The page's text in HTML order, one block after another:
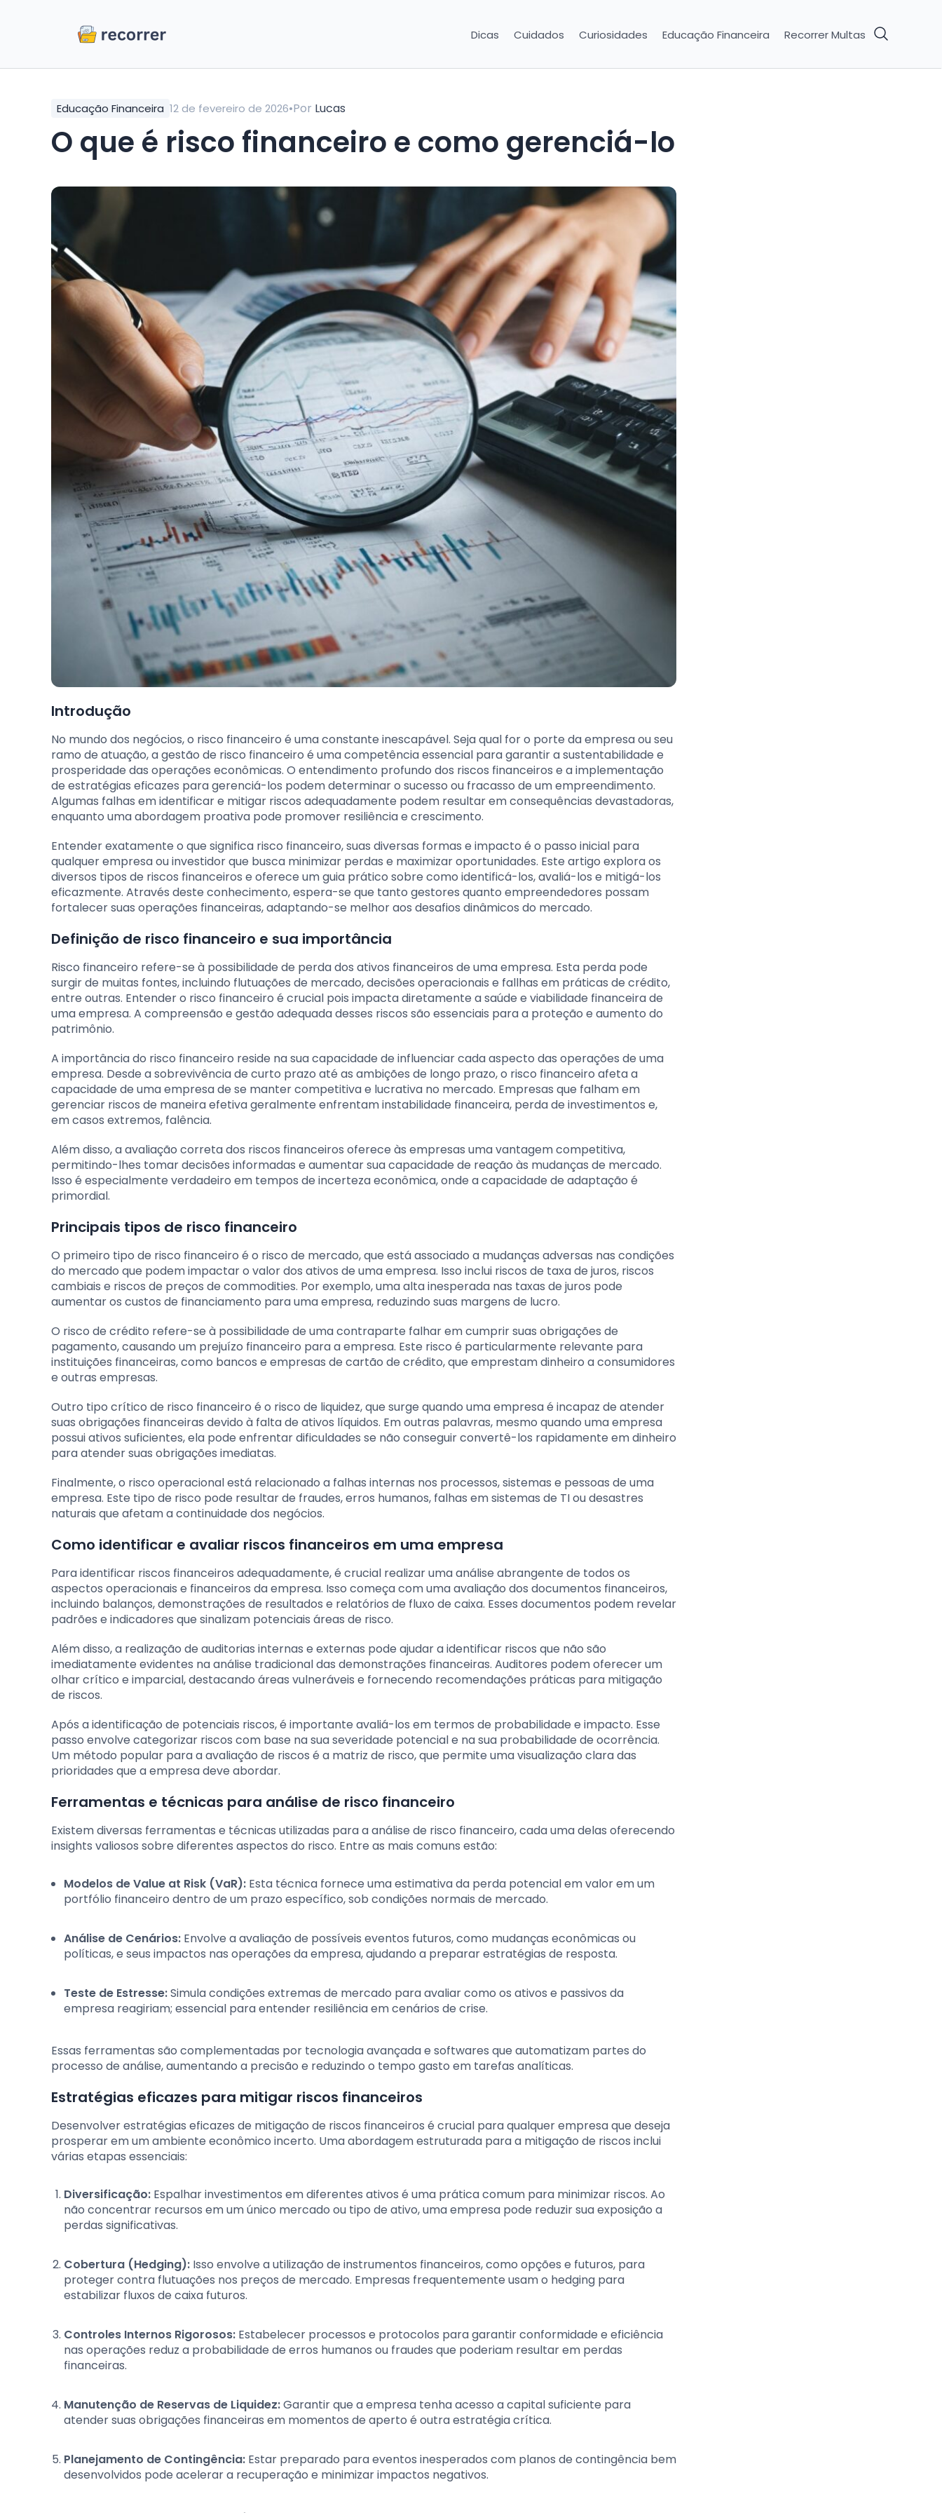
Dicas Cuidados Curiosidades Educação Financeira Recorrer Multas
Educação Financeira 12 de fevereiro de 2026•Por Lucas
O que é risco financeiro e como gerenciá-lo
Introdução
No mundo dos negócios, o risco financeiro é uma constante inescapável. Seja qual for o porte da empresa ou seu
ramo de atuação, a gestão de risco financeiro é uma competência essencial para garantir a sustentabilidade e
prosperidade das operações econômicas. O entendimento profundo dos riscos financeiros e a implementação
de estratégias eficazes para gerenciá-los podem determinar o sucesso ou fracasso de um empreendimento.
Algumas falhas em identificar e mitigar riscos adequadamente podem resultar em consequências devastadoras,
enquanto uma abordagem proativa pode promover resiliência e crescimento.
Entender exatamente o que significa risco financeiro, suas diversas formas e impacto é o passo inicial para
qualquer empresa ou investidor que busca minimizar perdas e maximizar oportunidades. Este artigo explora os
diversos tipos de riscos financeiros e oferece um guia prático sobre como identificá-los, avaliá-los e mitigá-los
eficazmente. Através deste conhecimento, espera-se que tanto gestores quanto empreendedores possam
fortalecer suas operações financeiras, adaptando-se melhor aos desafios dinâmicos do mercado.
Definição de risco financeiro e sua importância
Risco financeiro refere-se à possibilidade de perda dos ativos financeiros de uma empresa. Esta perda pode
surgir de muitas fontes, incluindo flutuações de mercado, decisões operacionais e fallhas em práticas de crédito,
entre outras. Entender o risco financeiro é crucial pois impacta diretamente a saúde e viabilidade financeira de
uma empresa. A compreensão e gestão adequada desses riscos são essenciais para a proteção e aumento do
patrimônio.
A importância do risco financeiro reside na sua capacidade de influenciar cada aspecto das operações de uma
empresa. Desde a sobrevivência de curto prazo até as ambições de longo prazo, o risco financeiro afeta a
capacidade de uma empresa de se manter competitiva e lucrativa no mercado. Empresas que falham em
gerenciar riscos de maneira efetiva geralmente enfrentam instabilidade financeira, perda de investimentos e,
em casos extremos, falência.
Além disso, a avaliação correta dos riscos financeiros oferece às empresas uma vantagem competitiva,
permitindo-lhes tomar decisões informadas e aumentar sua capacidade de reação às mudanças de mercado.
Isso é especialmente verdadeiro em tempos de incerteza econômica, onde a capacidade de adaptação é
primordial.
Principais tipos de risco financeiro
O primeiro tipo de risco financeiro é o risco de mercado, que está associado a mudanças adversas nas condições
do mercado que podem impactar o valor dos ativos de uma empresa. Isso inclui riscos de taxa de juros, riscos
cambiais e riscos de preços de commodities. Por exemplo, uma alta inesperada nas taxas de juros pode
aumentar os custos de financiamento para uma empresa, reduzindo suas margens de lucro.
O risco de crédito refere-se à possibilidade de uma contraparte falhar em cumprir suas obrigações de
pagamento, causando um prejuízo financeiro para a empresa. Este risco é particularmente relevante para
instituições financeiras, como bancos e empresas de cartão de crédito, que emprestam dinheiro a consumidores
e outras empresas.
Outro tipo crítico de risco financeiro é o risco de liquidez, que surge quando uma empresa é incapaz de atender
suas obrigações financeiras devido à falta de ativos líquidos. Em outras palavras, mesmo quando uma empresa
possui ativos suficientes, ela pode enfrentar dificuldades se não conseguir convertê-los rapidamente em dinheiro
para atender suas obrigações imediatas.
Finalmente, o risco operacional está relacionado a falhas internas nos processos, sistemas e pessoas de uma
empresa. Este tipo de risco pode resultar de fraudes, erros humanos, falhas em sistemas de TI ou desastres
naturais que afetam a continuidade dos negócios.
Como identificar e avaliar riscos financeiros em uma empresa
Para identificar riscos financeiros adequadamente, é crucial realizar uma análise abrangente de todos os
aspectos operacionais e financeiros da empresa. Isso começa com uma avaliação dos documentos financeiros,
incluindo balanços, demonstrações de resultados e relatórios de fluxo de caixa. Esses documentos podem revelar
padrões e indicadores que sinalizam potenciais áreas de risco.
Além disso, a realização de auditorias internas e externas pode ajudar a identificar riscos que não são
imediatamente evidentes na análise tradicional das demonstrações financeiras. Auditores podem oferecer um
olhar crítico e imparcial, destacando áreas vulneráveis e fornecendo recomendações práticas para mitigação
de riscos.
Após a identificação de potenciais riscos, é importante avaliá-los em termos de probabilidade e impacto. Esse
passo envolve categorizar riscos com base na sua severidade potencial e na sua probabilidade de ocorrência.
Um método popular para a avaliação de riscos é a matriz de risco, que permite uma visualização clara das
prioridades que a empresa deve abordar.
Ferramentas e técnicas para análise de risco financeiro
Existem diversas ferramentas e técnicas utilizadas para a análise de risco financeiro, cada uma delas oferecendo
insights valiosos sobre diferentes aspectos do risco. Entre as mais comuns estão:
Modelos de Value at Risk (VaR): Esta técnica fornece uma estimativa da perda potencial em valor em um
portfólio financeiro dentro de um prazo específico, sob condições normais de mercado.
Análise de Cenários: Envolve a avaliação de possíveis eventos futuros, como mudanças econômicas ou
políticas, e seus impactos nas operações da empresa, ajudando a preparar estratégias de resposta.
Teste de Estresse:Simula condições extremas de mercado para avaliar como os ativos e passivos da
empresa reagiriam; essencial para entender resiliência em cenários de crise.
Essas ferramentas são complementadas por tecnologia avançada e softwares que automatizam partes do
processo de análise, aumentando a precisão e reduzindo o tempo gasto em tarefas analíticas.
Estratégias eficazes para mitigar riscos financeiros
Desenvolver estratégias eficazes de mitigação de riscos financeiros é crucial para qualquer empresa que deseja
prosperar em um ambiente econômico incerto. Uma abordagem estruturada para a mitigação de riscos inclui
várias etapas essenciais:
Diversificação: Espalhar investimentos em diferentes ativos é uma prática comum para minimizar riscos. Ao
não concentrar recursos em um único mercado ou tipo de ativo, uma empresa pode reduzir sua exposição a
perdas significativas.
Cobertura (Hedging): Isso envolve a utilização de instrumentos financeiros, como opções e futuros, para
proteger contra flutuações nos preços de mercado. Empresas frequentemente usam o hedging para
estabilizar fluxos de caixa futuros.
Controles Internos Rigorosos: Estabelecer processos e protocolos para garantir conformidade e eficiência
nas operações reduz a probabilidade de erros humanos ou fraudes que poderiam resultar em perdas
financeiras.
Manutenção de Reservas de Liquidez:Garantir que a empresa tenha acesso a capital suficiente para
atender suas obrigações financeiras em momentos de aperto é outra estratégia crítica.
Planejamento de Contingência: Estar preparado para eventos inesperados com planos de contingência bem
desenvolvidos pode acelerar a recuperação e minimizar impactos negativos.